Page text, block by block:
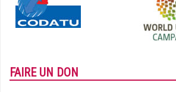
FAIRE UN DON